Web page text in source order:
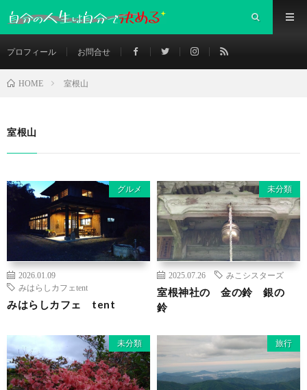
プロフィール お問合せ
HOME 室根山
室根山
グルメ
2026.01.09
みはらしカフェtent
みはらしカフェ tent
未分類
2025.07.26 みこシスターズ
室根神社の 金の鈴 銀の
鈴
未分類 旅行